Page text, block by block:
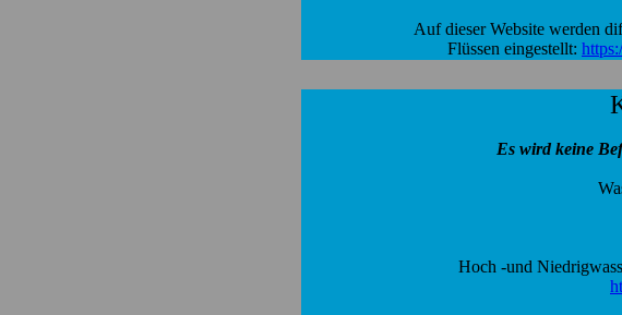
Auf dieser Website werden
Flüssen eingestellt:
Es wird keine
Hoch -und